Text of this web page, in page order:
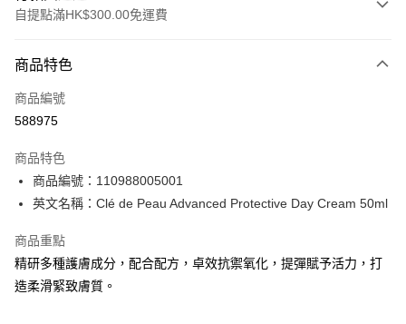
自提點滿HK$300.00免運費
信用卡
Apple Pay
PayMe
WeChat Pay
BoC Pay
送貨方式
商品特色
商品編號
588975
商品特色
商品編號：110988005001
英文名稱：Clé de Peau Advanced Protective Day Cream 50ml
商品重點
精研多種護膚成分，配合配方，卓效抗禦氧化，提彈賦予活力，打
造柔滑緊致膚質。